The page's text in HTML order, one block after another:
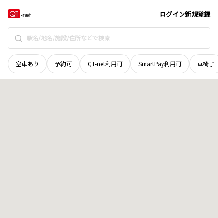
ログイン新規登録
空車あり 予約可 QT-net利用可 SmartPay利用可 車椅子
岡山県